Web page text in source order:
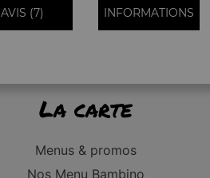
AVIS (7) INFORMATIONS
La carte
Menus & promos
Nos Menu Bambino